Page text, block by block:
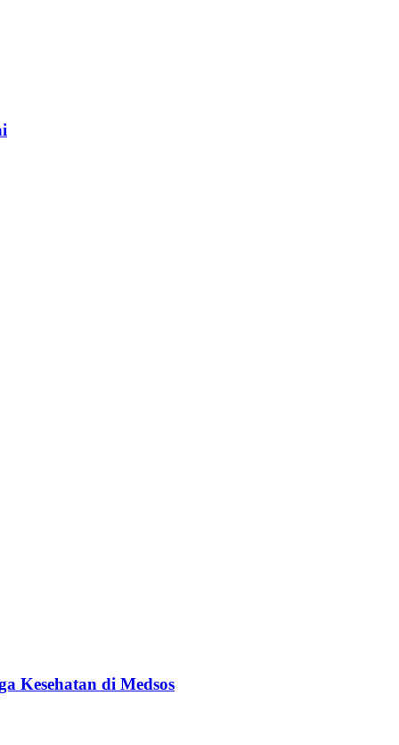
Kesehatan di Medsos